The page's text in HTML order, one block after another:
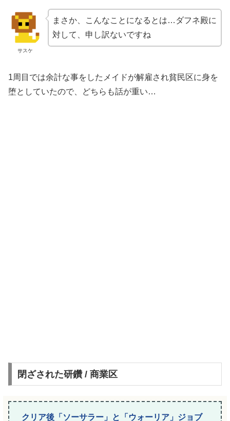
サスケ
まさか、こんなことになるとは…ダフネ殿に
対して、申し訳ないですね
1周目では余計な事をしたメイドが解雇され貧民区に身を
堕としていたので、どちらも話が重い…
閉ざされた研鑽 / 商業区
クリア後「ソーサラー」と「ウォーリア」ジョブ